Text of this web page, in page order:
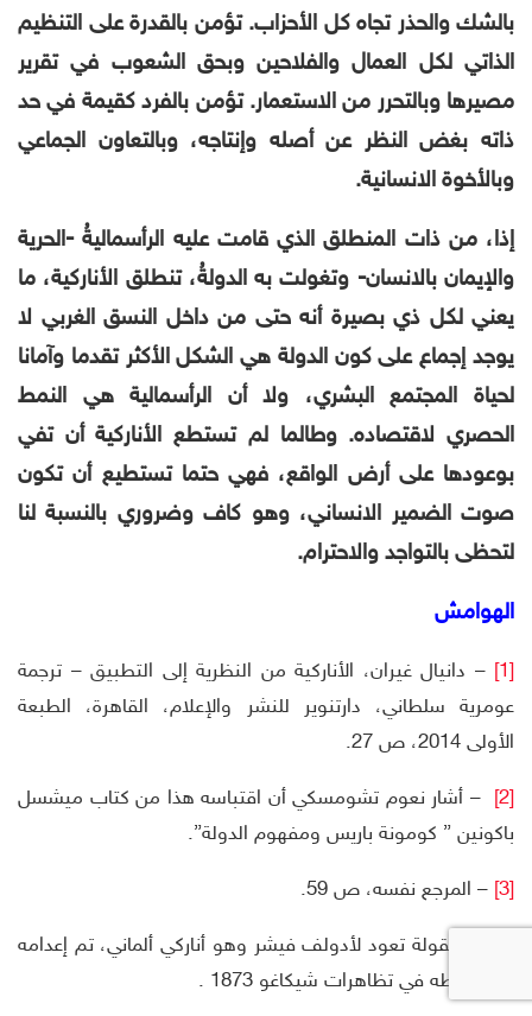
بالشك والحذر تجاه كل الأحزاب. تؤمن بالقدرة على التنظيم
الذاتي لكل العمال والفلاحين وبحق الشعوب في تقرير
مصيرها وبالتحرر من الاستعمار. تؤمن بالفرد كقيمة في حد
ذاته بغض النظر عن أصله وإنتاجه، وبالتعاون الجماعي
وبالأخوة الانسانية.
إذا، من ذات المنطلق الذي قامت عليه الرأسماليةُ -الحرية
والإيمان بالانسان- وتغولت به الدولةُ، تنطلق الأناركية، ما
يعني لكل ذي بصيرة أنه حتى من داخل النسق الغربي لا
يوجد إجماع على كون الدولة هي الشكل الأكثر تقدما وآمانا
لحياة المجتمع البشري، ولا أن الرأسمالية هي النمط
الحصري لاقتصاده. وطالما لم تستطع الأناركية أن تفي
بوعودها على أرض الواقع، فهي حتما تستطيع أن تكون
صوت الضمير الانساني، وهو كاف وضروري بالنسبة لنا
لتحظى بالتواجد والاحترام.
الهوامش
[1]
– دانيال غيران، الأناركية من النظرية إلى التطبيق – ترجمة
عومرية سلطاني، دارتنوير للنشر والإعلام، القاهرة، الطبعة
الأولى 2014، ص 27.
[2]
– أشار نعوم تشومسكي أن اقتباسه هذا من كتاب ميشسل
باكونين ” كومونة باريس ومفهوم الدولة”.
[3] – المرجع نفسه، ص 59.
– المقولة تعود لأدولف فيشر وهو أناركي ألماني، تم إعدامه
بعد نشاطه في تظاهرات شيكاغو 1873 .